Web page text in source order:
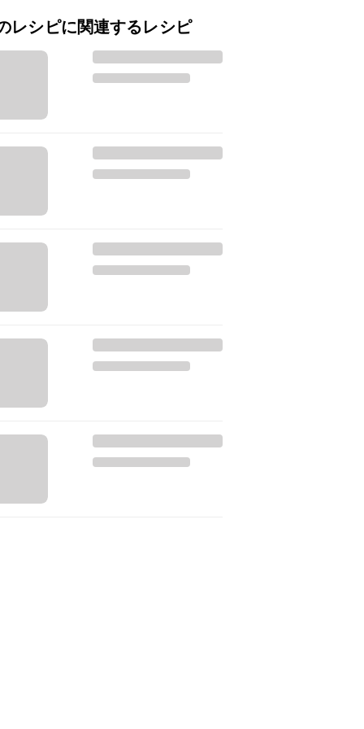
レシピに関連するレシピ